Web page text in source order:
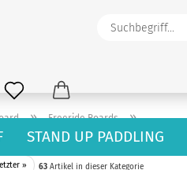
STAND UP PADDLING
» Freeride Boards »
025
» 63 Artikel in dieser Kategorie